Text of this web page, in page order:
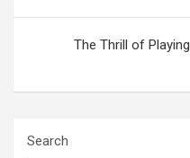
The Thrill of
Search